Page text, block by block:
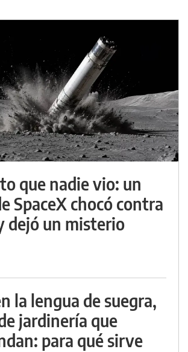
que nadie vio: un
SpaceX chocó contra
dejó un misterio
la lengua de suegra,
jardinería que
para qué sirve